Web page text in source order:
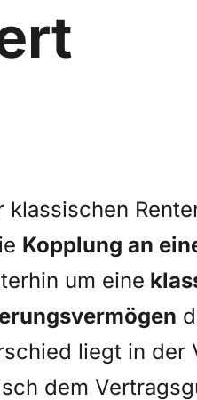
Kopplung an
um eine
liegt in der
dem